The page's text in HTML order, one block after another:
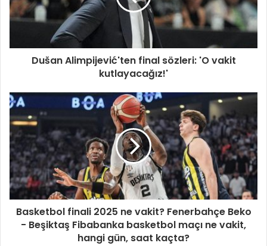
Dušan Alimpijević'ten final sözleri: 'O vakit
kutlayacağız!'
Basketbol finali 2025 ne vakit? Fenerbahçe Beko
- Beşiktaş Fibabanka basketbol maçı ne vakit,
hangi gün, saat kaçta?